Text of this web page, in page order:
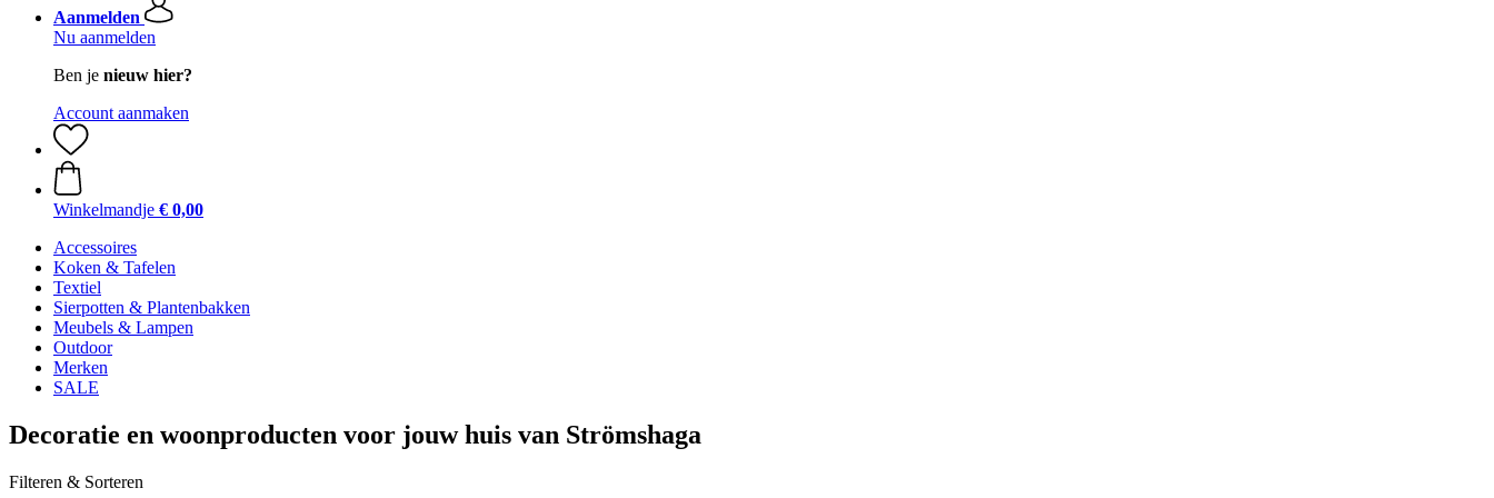
Aanmelden
Nu aanmelden
Ben je nieuw hier?
Account aanmaken
Winkelmandje € 0,00
Accessoires
Koken & Tafelen
Textiel
Sierpotten & Plantenbakken
Meubels & Lampen
Outdoor
Merken
SALE
Decoratie en woonproducten voor jouw huis van Strömshaga
Filteren & Sorteren